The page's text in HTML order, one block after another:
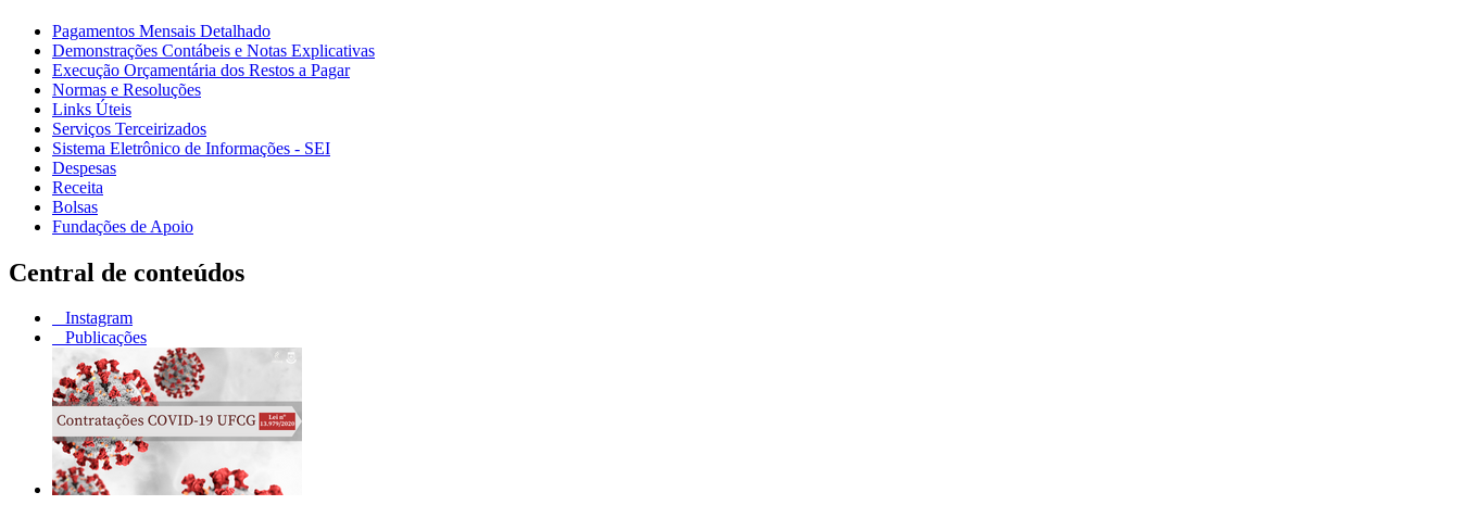
Pagamentos Mensais Detalhado
Demonstrações Contábeis e Notas Explicativas
Execução Orçamentária dos Restos a Pagar
Normas e Resoluções
Links Úteis
Serviços Terceirizados
Sistema Eletrônico de Informações - SEI
Despesas
Receita
Bolsas
Fundações de Apoio
Central de conteúdos
Instagram
Publicações